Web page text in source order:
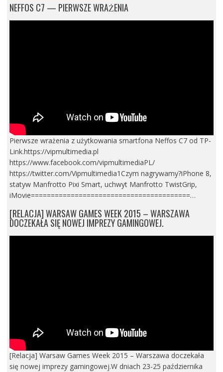
NEFFOS C7 — PIERWSZE WRAŻENIA
Pierwsze wrażenia z użytkowania smartfona Neffos C7 od TP-
Link.https://vipmultimedia.pl
https://www.facebook.com/vipmultimediaPL/
https://twitter.com/Vipmultimedia1Czym nagrywamy?iPhone 8,
statyw Manfrotto Pixi Smart, uchwyt Manfrotto TwistGrip,
iMovie========================================…
[RELACJA] WARSAW GAMES WEEK 2015 – WARSZAWA
DOCZEKAŁA SIĘ NOWEJ IMPREZY GAMINGOWEJ.
[Relacja] Warsaw Games Week 2015 – Warszawa doczekała
się nowej imprezy gamingowej.W dniach 23-25 października